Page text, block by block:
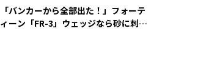
「バンカーから全部出た！」フォーテ
ィーン「FR-3」ウェッジなら砂に刺さ